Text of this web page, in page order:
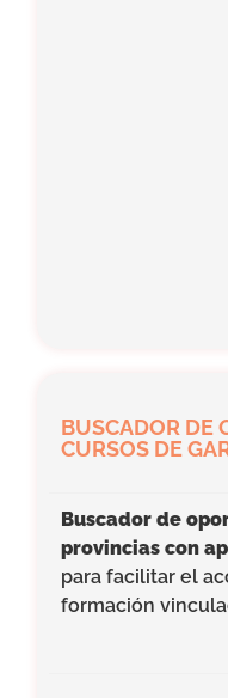
Cada comunidad
proceso
BUSCADOR DE
CURSOS DE
Buscador de
provincias con
para facilitar el
formación